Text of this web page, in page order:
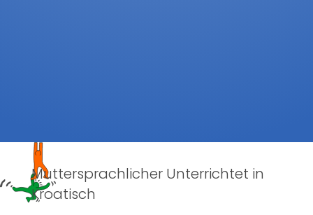
Muttersprachlicher Unterrichtet in
Kroatisch